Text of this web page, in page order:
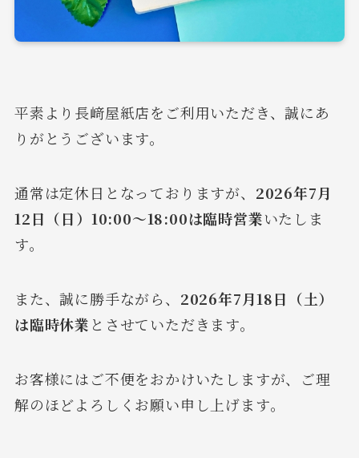
平素より長﨑屋紙店をご利用いただき、誠にあ
りがとうございます。
通常は定休日となっておりますが、 2026年7月
12日（日）10:00～18:00は臨時営業いたしま
す。
また、誠に勝手ながら、 2026年7月18日（土）
は臨時休業 とさせていただきます。
お客様にはご不便をおかけいたしますが、ご理
解のほどよろしくお願い申し上げます。